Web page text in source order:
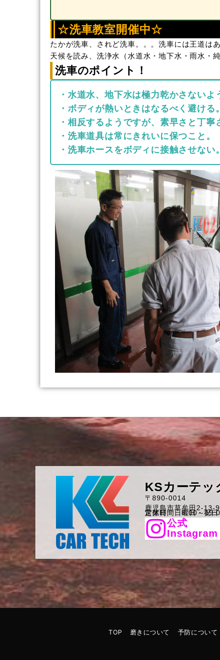
☆洗車教室開催中☆
たかが洗車、されど洗車。。。洗車には王道は
天候を読み、洗浄水（水道水・地下水・雨水・
洗車のポイント！
・水道水、地下水は極力乾かさないよ
・ボディが熱いときはなるべく避ける
・相反するようですが、素早さと丁寧
・洗車道具は常にきれいに保つこと。
・洗車ホースをボディに接触させない
KSカーテッ
〒890-0014
鹿児島市草牟田2-13-9
営業時間 8:00～
定休日 日曜日・祝日
公式
Instagram
TOP 磨きについて 予防について